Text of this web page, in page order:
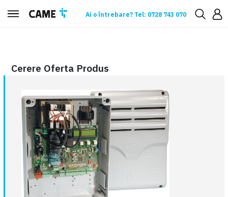
Ai o întrebare? Tel: 0728 743 070
Cerere Oferta Produs